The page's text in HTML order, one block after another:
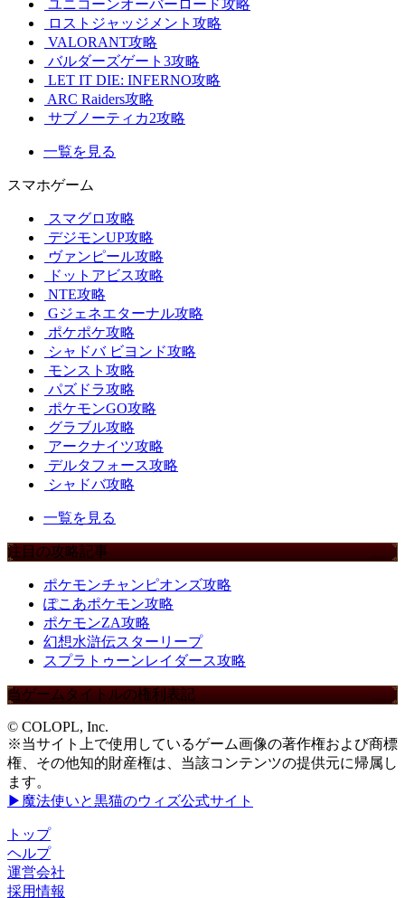
ユニコーンオーバーロード攻略
ロストジャッジメント攻略
VALORANT攻略
バルダーズゲート3攻略
LET IT DIE: INFERNO攻略
ARC Raiders攻略
サブノーティカ2攻略
一覧を見る
スマホゲーム
スマグロ攻略
デジモンUP攻略
ヴァンピール攻略
ドットアビス攻略
NTE攻略
Gジェネエターナル攻略
ポケポケ攻略
シャドバ ビヨンド攻略
モンスト攻略
パズドラ攻略
ポケモンGO攻略
グラブル攻略
アークナイツ攻略
デルタフォース攻略
シャドバ攻略
一覧を見る
注目の攻略記事
ポケモンチャンピオンズ攻略
ぽこあポケモン攻略
ポケモンZA攻略
幻想水滸伝スターリープ
スプラトゥーンレイダース攻略
当ゲームタイトルの権利表記
© COLOPL, Inc.
※当サイト上で使用しているゲーム画像の著作権および商標
権、その他知的財産権は、当該コンテンツの提供元に帰属し
ます。
▶魔法使いと黒猫のウィズ公式サイト
トップ
ヘルプ
運営会社
採用情報